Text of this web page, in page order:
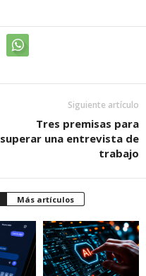
Siguiente artículo
Tres premisas para
superar una entrevista de
trabajo
Más artículos